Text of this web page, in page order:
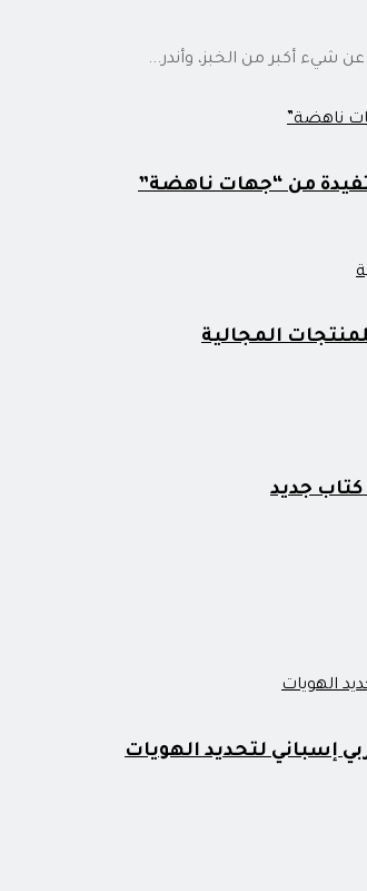
شيء أكبر من الخبز، وأندر...
من “جهات ناهضة”
المجالية
كتاب جديد
إسباني لتحديد الهويات